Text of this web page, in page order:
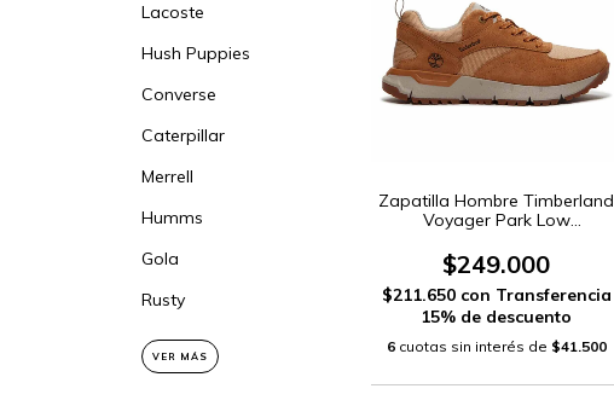
Lacoste
Hush Puppies
Converse
Caterpillar
Merrell
Humms
Gola
Rusty
VER MÁS
Zapatilla Hombre Timberland
Voyager Park Low
$249.000
$211.650 con Transferencia
15% de descuento
6 cuotas sin interés de $41.500